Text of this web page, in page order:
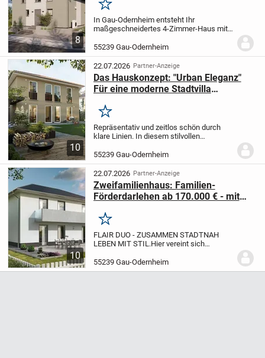
8
Merken
In Gau-Odernheim entsteht Ihr
maßgeschneidertes 4-Zimmer-Haus mit
großen Grundstück. Das
zweigeschossige Eigenheim bietet Ihnen
drei Schlafzimmer, ein modernes...
55239 Gau-Odernheim
10
22.07.2026 Partner-Anzeige
Das Hauskonzept: "Urban Eleganz"
Für eine moderne Stadtvilla
Ausstattung, die Gemütlichkeit mit
minimalistischem Lux
Merken
Repräsentativ und zeitlos schön durch
klare Linien. In diesem stilvollen
urbane Lebensgefühl genießen.
verwirklichen wir deinen Traum vom
eigenen...
55239 Gau-Odernheim
10
22.07.2026 Partner-Anzeige
Zweifamilienhaus: Familien-
Förderdarlehen ab 170.000 € - mit
Jetzt kostenlos informieren Tel.
06333-274888 fü
Merken
FLAIR DUO - ZUSAMMEN STADTNAH
LEBEN MIT STIL.Hier vereint sich
gemütliche Mehrfamilienhaus-
Atmosphäre. In zwei Wohnungen unter
55239 Gau-Odernheim